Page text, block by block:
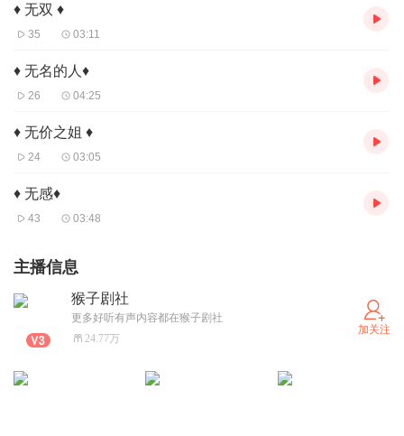
♦ 无双 ♦
35 03:11
♦ 无名的人♦
26 04:25
♦ 无价之姐 ♦
24 03:05
♦ 无感♦
43 03:48
主播信息
猴子剧社
更多好听有声内容都在猴子剧社
24.77万
加关注